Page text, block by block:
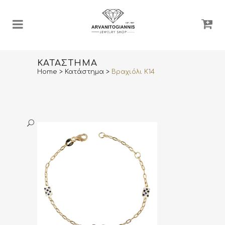
ΚΑΤΆΣΤΗΜΑ
Home > Κατάστημα > Βραχιόλι Κ14